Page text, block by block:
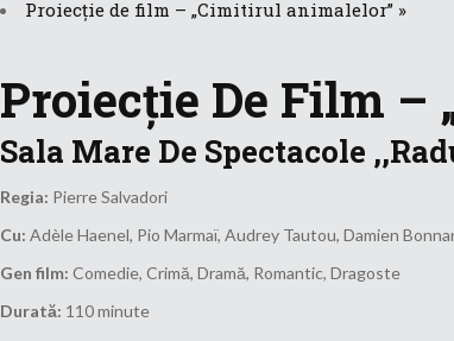
Proiecție de film – „Cimitirul animalelor” »
Proiecție De Film –
Sala Mare De Spectacole
Regia: Pierre Salvadori
Cu: Adèle Haenel, Pio Marmaï, Audrey Tautou, Damien
Gen film: Comedie, Crimă, Dramă, Romantic, Dragoste
Durată: 110 minute